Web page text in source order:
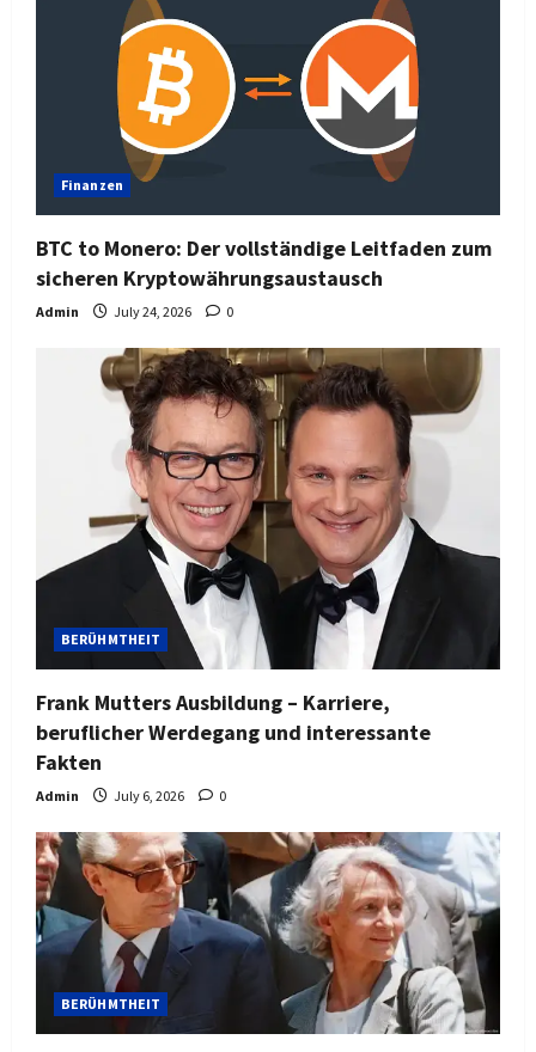
Finanzen
BTC to Monero: Der vollständige Leitfaden zum
sicheren Kryptowährungsaustausch
Admin July 24, 2026 0
BERÜHMTHEIT
Frank Mutters Ausbildung – Karriere,
beruflicher Werdegang und interessante
Fakten
Admin July 6, 2026 0
BERÜHMTHEIT